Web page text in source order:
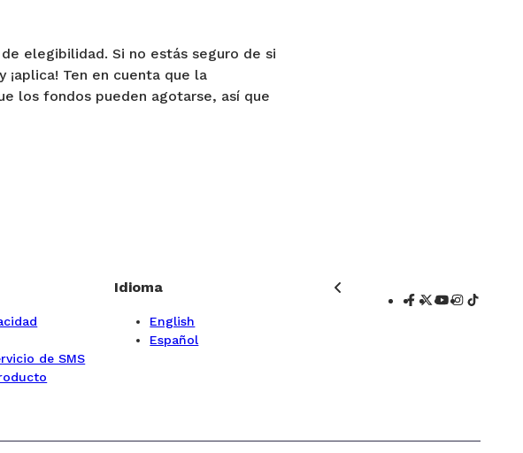
elegibilidad. Si no estás seguro de si
Ten en cuenta que la
los fondos pueden agotarse, así que
de SMS
Idioma
English
Español